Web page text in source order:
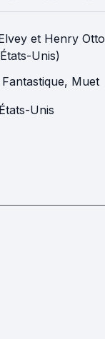
et Henry Otto
Unis)
Fantastique, Muet
États-Unis